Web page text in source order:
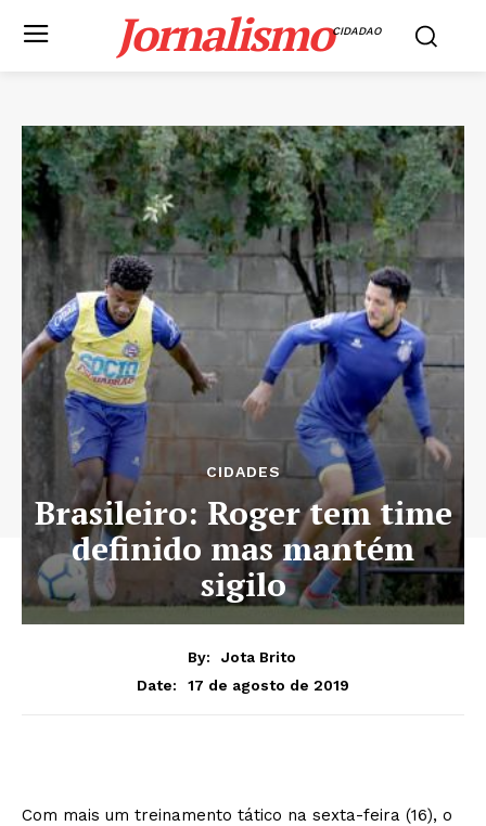
JornalismoCIDADAO
CIDADES
Brasileiro: Roger tem time
definido mas mantém
sigilo
By:
Jota Brito
Date:
17 de agosto de 2019
Com mais um treinamento tático na sexta-feira (16), o